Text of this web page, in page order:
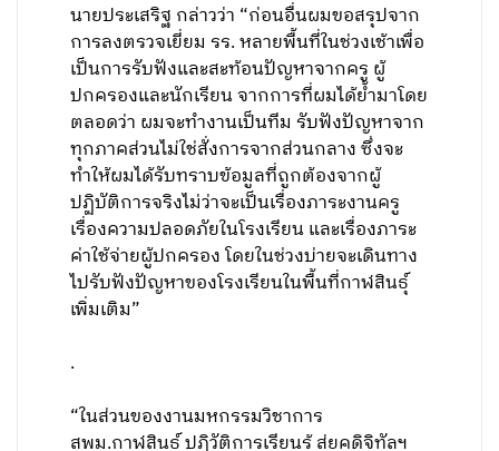
นายประเสริฐ กล่าวว่า “ก่อนอื่นผมขอสรุปจาก
การลงตรวจเยี่ยม รร. หลายพื้นที่ในช่วงเช้าเพื่อ
เป็นการรับฟังและสะท้อนปัญหาจากครู ผู้
ปกครองและนักเรียน จากการที่ผมได้ย้ำมาโดย
ตลอดว่า ผมจะทำงานเป็นทีม รับฟังปัญหาจาก
ทุกภาคส่วนไม่ใช่สั่งการจากส่วนกลาง ซึ่งจะ
ทำให้ผมได้รับทราบข้อมูลที่ถูกต้องจากผู้
ปฏิบัติการจริงไม่ว่าจะเป็นเรื่องภาระงานครู
เรื่องความปลอดภัยในโรงเรียน และเรื่องภาระ
ค่าใช้จ่ายผู้ปกครอง โดยในช่วงบ่ายจะเดินทาง
ไปรับฟังปัญหาของโรงเรียนในพื้นที่กาฬสินธุ์
เพิ่มเติม”
.
“ในส่วนของงานมหกรรมวิชาการ
สพม.กาฬสินธุ์ ปฏิวัติการเรียนรู้ สู่ยุคดิจิทัลฯ